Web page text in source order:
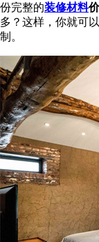
份完整的装修材料
多？这样，你就可
制。